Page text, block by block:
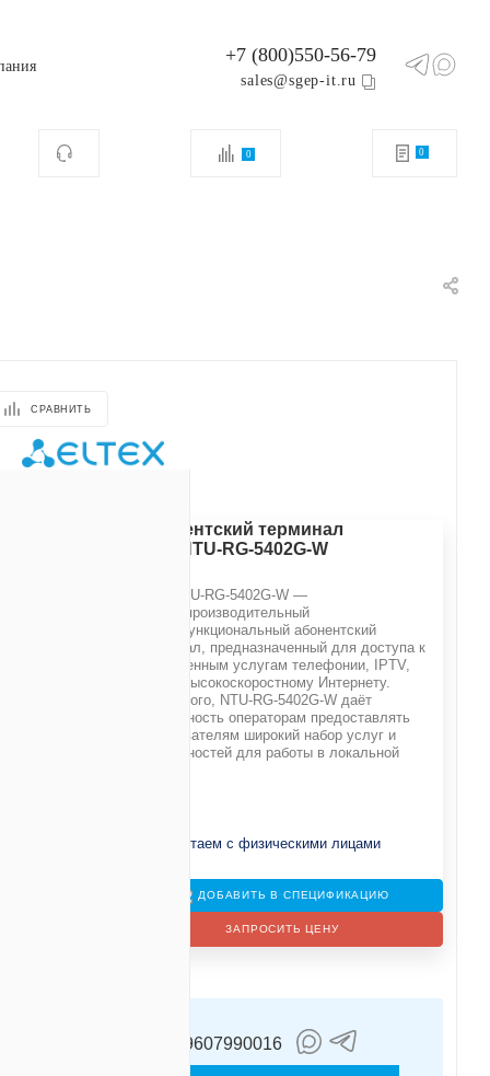
+7 (800)550-56-79
sales@sgep-it.ru
0 0
СРАВНИТЬ
Абонентский терминал
ONT NTU-RG-5402G-W
ONT NTU-RG-5402G-W —
высокопроизводительный
многофункциональный абонентский
терминал, предназначенный для доступа к
современным услугам телефонии, IPTV,
OTT и высокоскоростному Интернету.
Кроме того, NTU-RG-5402G-W даёт
возможность операторам предоставлять
пользователям широкий набор услуг и
возможностей для работы в локальной
Не работаем с физическими лицами
ДОБАВИТЬ В СПЕЦИФИКАЦИЮ
ЗАПРОСИТЬ ЦЕНУ
+79607990016